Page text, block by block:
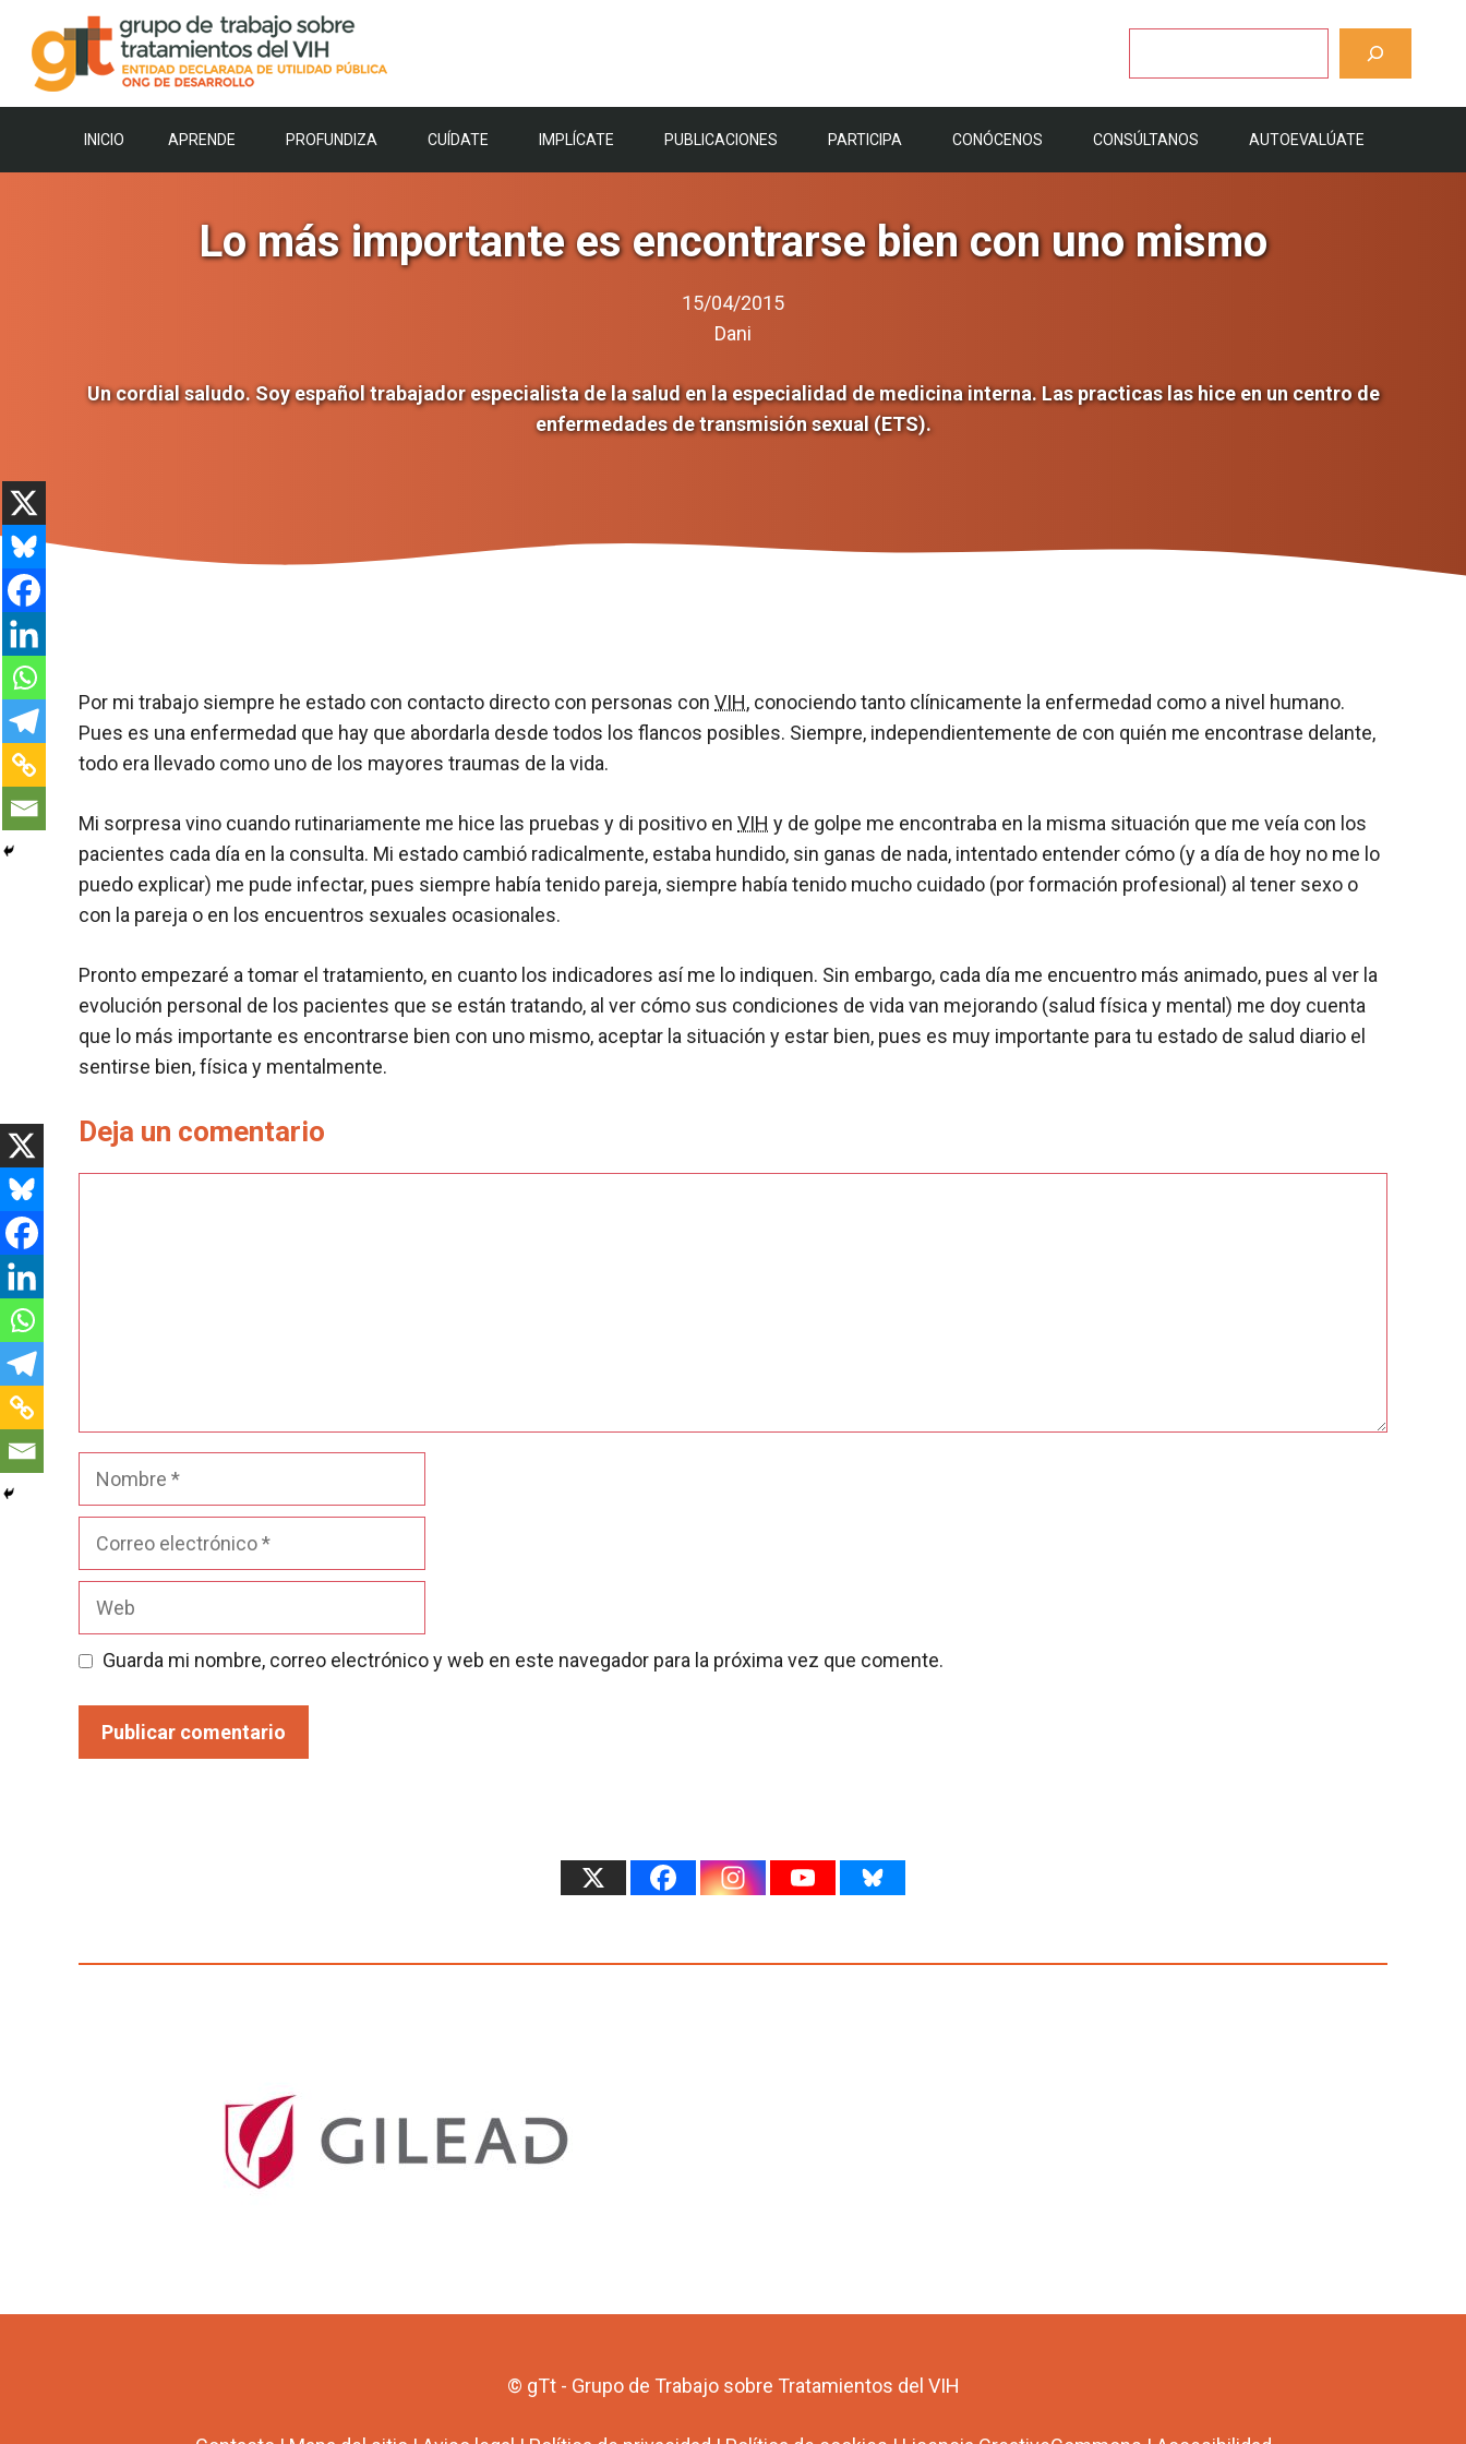
contenido
INICIO APRENDE PROFUNDIZA CUÍDATE IMPLÍCATE PUBLICACIONES PARTICIPA CONÓCENOS CONSÚLTANOS AUTOEVALÚATE
Lo más importante es encontrarse bien con uno mismo
15/04/2015
Dani
Un cordial saludo. Soy español trabajador especialista de la salud en la especialidad de medicina interna. Las practicas las hice en un centro de
enfermedades de transmisión sexual (ETS).
Por mi trabajo siempre he estado con contacto directo con personas con VIH, conociendo tanto clínicamente la enfermedad como a nivel humano.
Pues es una enfermedad que hay que abordarla desde todos los flancos posibles. Siempre, independientemente de con quién me encontrase delante,
todo era llevado como uno de los mayores traumas de la vida.
Mi sorpresa vino cuando rutinariamente me hice las pruebas y di positivo en VIH y de golpe me encontraba en la misma situación que me veía con los
pacientes cada día en la consulta. Mi estado cambió radicalmente, estaba hundido, sin ganas de nada, intentado entender cómo (y a día de hoy no me lo
puedo explicar) me pude infectar, pues siempre había tenido pareja, siempre había tenido mucho cuidado (por formación profesional) al tener sexo o
con la pareja o en los encuentros sexuales ocasionales.
Pronto empezaré a tomar el tratamiento, en cuanto los indicadores así me lo indiquen. Sin embargo, cada día me encuentro más animado, pues al ver la
evolución personal de los pacientes que se están tratando, al ver cómo sus condiciones de vida van mejorando (salud física y mental) me doy cuenta
que lo más importante es encontrarse bien con uno mismo, aceptar la situación y estar bien, pues es muy importante para tu estado de salud diario el
sentirse bien, física y mentalmente.
Deja un comentario
Nombre
Guarda mi nombre, correo electrónico y web en este navegador para la próxima vez que comente.
© gTt - Grupo de Trabajo sobre Tratamientos del VIH